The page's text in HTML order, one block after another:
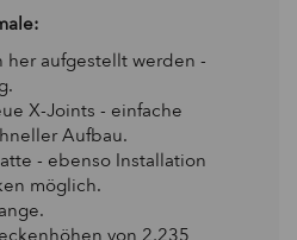
her aufgestellt werden -
X-Joints - einfache
Aufbau.
- ebenso Installation
möglich.
von 2,235